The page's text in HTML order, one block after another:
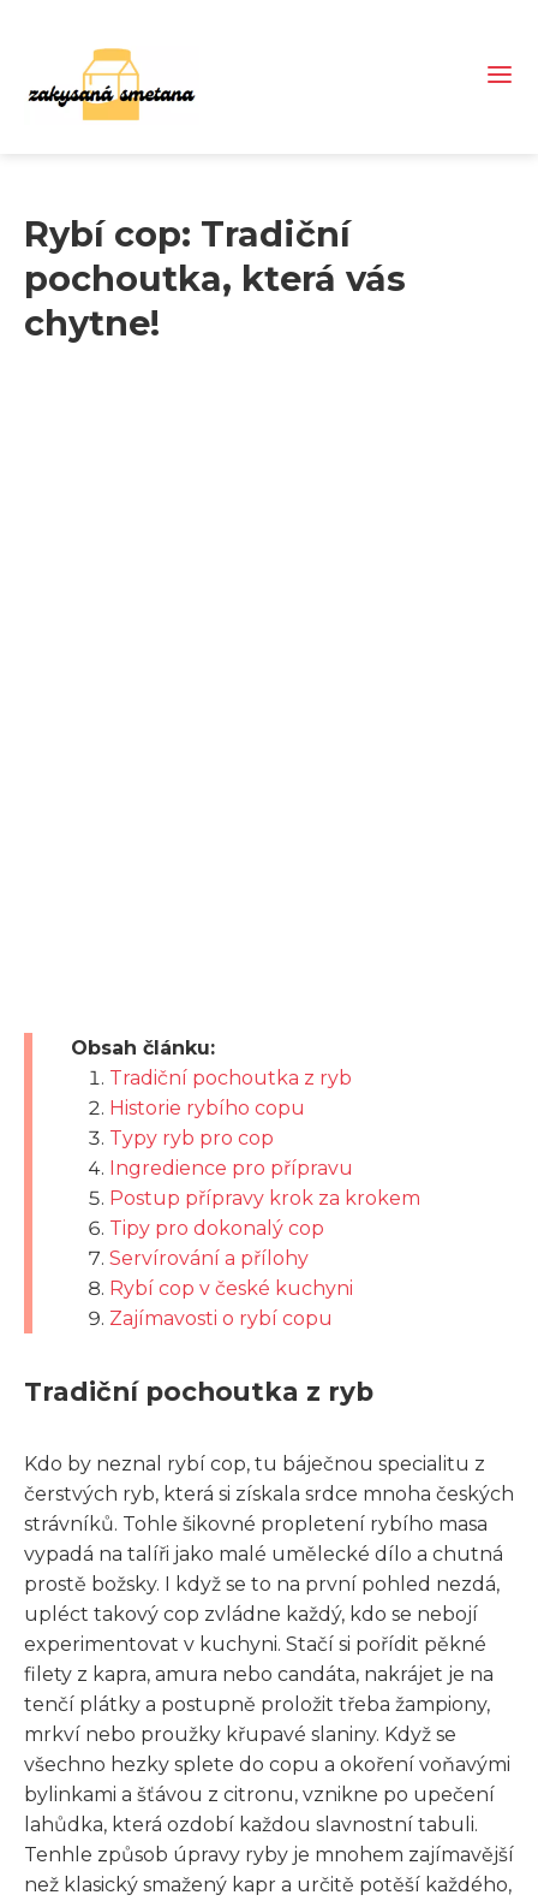
Rybí cop: Tradiční
pochoutka, která vás
chytne!
Obsah článku:
Tradiční pochoutka z ryb
Historie rybího copu
Typy ryb pro cop
Ingredience pro přípravu
Postup přípravy krok za krokem
Tipy pro dokonalý cop
Servírování a přílohy
Rybí cop v české kuchyni
Zajímavosti o rybí copu
Tradiční pochoutka z ryb
Kdo by neznal rybí cop, tu báječnou specialitu z
čerstvých ryb, která si získala srdce mnoha českých
strávníků. Tohle šikovné propletení rybího masa
vypadá na talíři jako malé umělecké dílo a chutná
prostě božsky. I když se to na první pohled nezdá,
upléct takový cop zvládne každý, kdo se nebojí
experimentovat v kuchyni. Stačí si pořídit pěkné
filety z kapra, amura nebo candáta, nakrájet je na
tenčí plátky a postupně proložit třeba žampiony,
mrkví nebo proužky křupavé slaniny. Když se
všechno hezky splete do copu a okoření voňavými
bylinkami a šťávou z citronu, vznikne po upečení
lahůdka, která ozdobí každou slavnostní tabuli.
Tenhle způsob úpravy ryby je mnohem zajímavější
než klasický smažený kapr a určitě potěší každého,